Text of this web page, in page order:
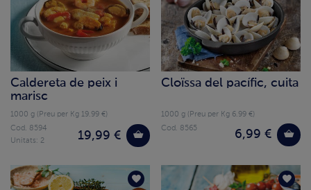
Caldereta de peix i
marisc
1000 g (Preu per Kg 19.99 €)
19,99 €
Cod. 8594
Unitats: 2
Cloïssa del pacífic, cuita
1000 g (Preu per Kg 6.99 €)
6,99 €
Cod. 8565